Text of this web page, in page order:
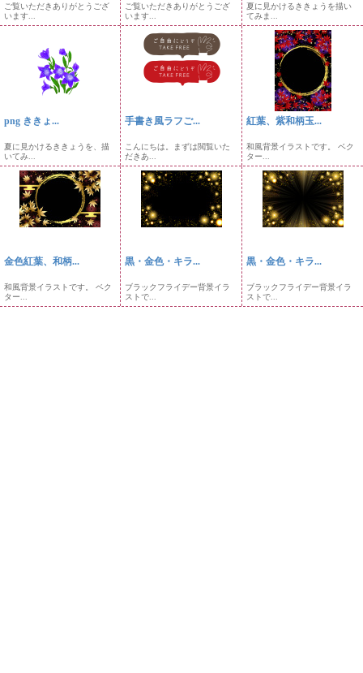
ご覧いただきありがとうござ
います...
ご覧いただきありがとうござ
います...
夏に見かけるききょうを描い
てみま...
png ききょ...
夏に見かけるききょうを、描
いてみ...
手書き風ラフご...
こんにちは。まずは閲覧いた
だきあ...
紅葉、紫和柄玉...
和風背景イラストです。 ベク
ター...
金色紅葉、和柄...
和風背景イラストです。 ベク
ター...
黒・金色・キラ...
ブラックフライデー背景イラ
ストで...
黒・金色・キラ...
ブラックフライデー背景イラ
ストで...